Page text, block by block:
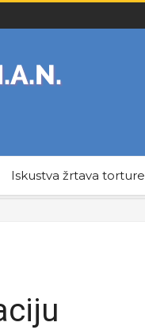
Iskustva žrtava torture